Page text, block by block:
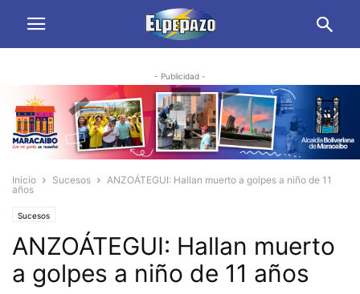
- Publicidad -
Inicio Sucesos
ANZOÁTEGUI: Hallan muerto a golpes a niño de 11
años
Sucesos
ANZOÁTEGUI: Hallan muerto
a golpes a niño de 11 años